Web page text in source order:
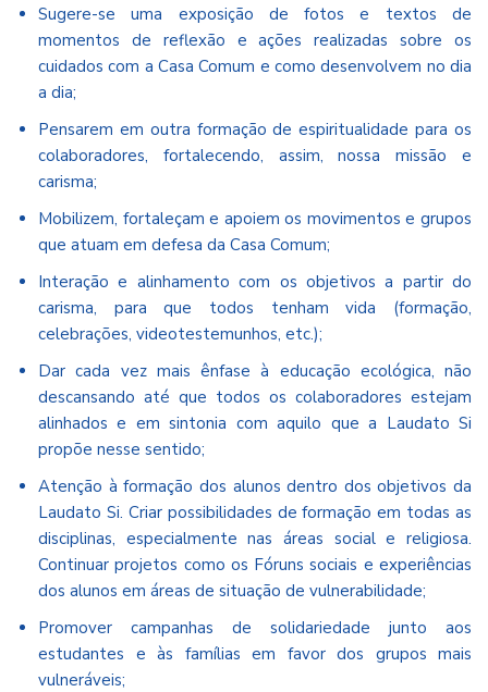
Sugere-se uma exposição de fotos e textos de
momentos de reflexão e ações realizadas sobre os
cuidados com a Casa Comum e como desenvolvem no dia
a dia;
Pensarem em outra formação de espiritualidade para os
colaboradores, fortalecendo, assim, nossa missão e
carisma;
Mobilizem, fortaleçam e apoiem os movimentos e grupos
que atuam em defesa da Casa Comum;
Interação e alinhamento com os objetivos a partir do
carisma, para que todos tenham vida (formação,
celebrações, videotestemunhos, etc.);
Dar cada vez mais ênfase à educação ecológica, não
descansando até que todos os colaboradores estejam
alinhados e em sintonia com aquilo que a Laudato Si
propõe nesse sentido;
Atenção à formação dos alunos dentro dos objetivos da
Laudato Si. Criar possibilidades de formação em todas as
disciplinas, especialmente nas áreas social e religiosa.
Continuar projetos como os Fóruns sociais e experiências
dos alunos em áreas de situação de vulnerabilidade;
Promover campanhas de solidariedade junto aos
estudantes e às famílias em favor dos grupos mais
vulneráveis;